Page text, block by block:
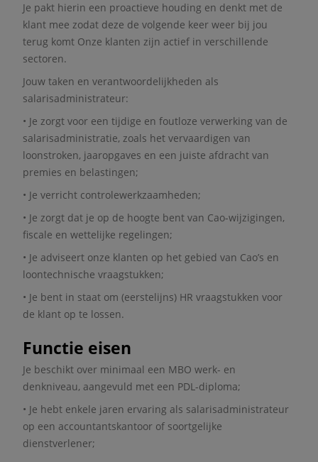
Je pakt hierin een proactieve houding en denkt met de
klant mee zodat deze de volgende keer weer bij jou
terug komt Onze klanten zijn actief in verschillende
sectoren.
Jouw taken en verantwoordelijkheden als
salarisadministrateur:
• Je zorgt voor een tijdige en foutloze verwerking van de
salarisadministratie, zoals het vervaardigen van
loonstroken, jaaropgaves en een juiste afdracht van
premies en belastingen;
• Je verricht controlewerkzaamheden;
• Je zorgt dat je op de hoogte bent van Cao-wijzigingen,
fiscale en wettelijke regelingen;
• Je adviseert onze klanten op het gebied van Cao’s en
loontechnische vraagstukken;
• Je bent in staat om (eerstelijns) HR vraagstukken voor
de klant op te lossen.
Functie eisen
Je beschikt over minimaal een MBO werk- en
denkniveau, aangevuld met een PDL-diploma;
• Je hebt enkele jaren ervaring als salarisadministrateur
op een accountantskantoor of soortgelijke
dienstverlener;